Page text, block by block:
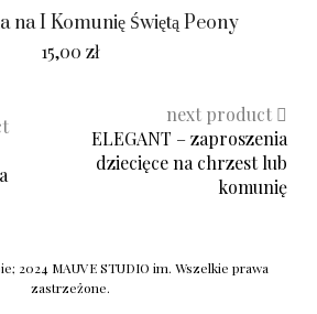
na I Komunię Świętą Peony
15,00 zł
next product
ELEGANT – zaproszenia
dziecięce na chrzest lub
komunię
2024 MAUVE STUDIO im. Wszelkie prawa
zastrzeżone.